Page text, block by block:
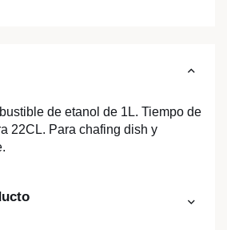
de etanol de 1L. Tiempo de
22CL. Para chafing dish y